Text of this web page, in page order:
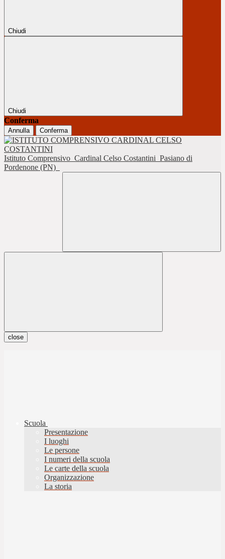
Chiudi
Chiudi
Conferma
Annulla Conferma
Istituto Comprensivo Cardinal Celso Costantini Pasiano di
Pordenone (PN)
close
Scuola
Presentazione
I luoghi
Le persone
I numeri della scuola
Le carte della scuola
Organizzazione
La storia